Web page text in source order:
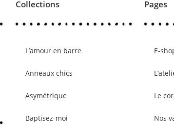
Collections
L’amour en barre
Anneaux chics
Asymétrique
Baptisez-moi
Pages
E-
Le
Nos